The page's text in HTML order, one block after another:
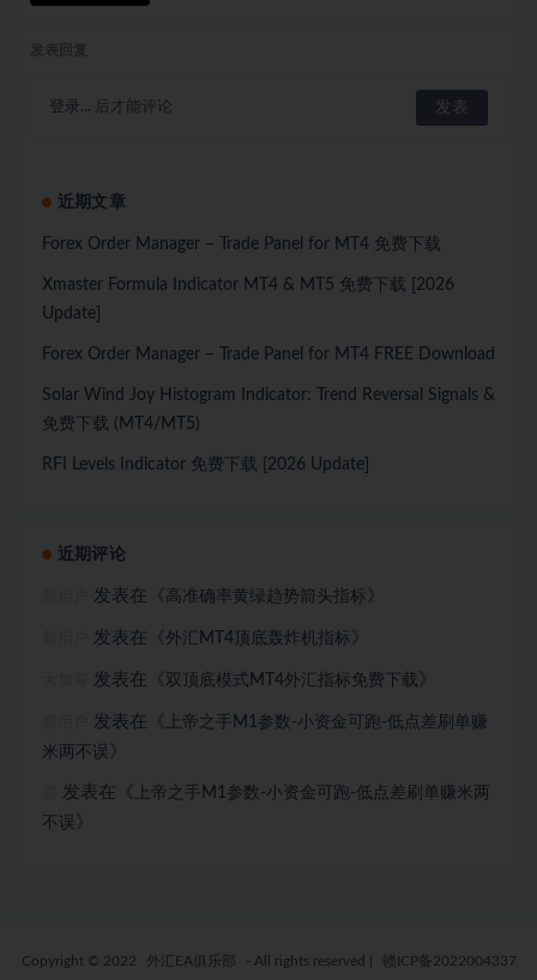
登录... 后才能评论
近期文章
Forex Order Manager – Trade Panel for MT4 免费下载
Xmaster Formula Indicator MT4 & MT5 免费下载 [2026
Update]
Forex Order Manager – Trade Panel for MT4 FREE Download
Solar Wind Joy Histogram Indicator: Trend Reversal Signals &
免费下载 (MT4/MT5)
RFI Levels Indicator 免费下载 [2026 Update]
近期评论
发表在《 高准确率黄绿趋势箭头指标 》
发表在《 外汇MT4顶底轰炸机指标 》
发表在《 双顶底模式MT4外汇指标免费下载 》
发表在《
上帝之手M1参数-小资金可跑-低点差刷单赚
米两不误 》
发表在《
上帝之手M1参数-小资金可跑-低点差刷单赚米两
不误 》
Copyright © 2022 外汇EA俱乐部 - All rights reserved 赣ICP备2022004337